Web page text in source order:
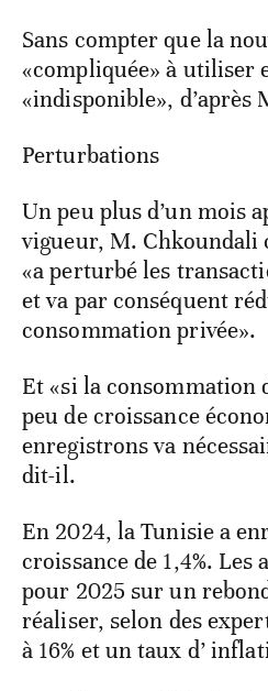
Sans compter que la
«compliquée» à utiliser
«indisponible», d’après
Perturbations
Un peu plus d’un mois
vigueur, M. Chkoundali
«a perturbé les
et va par conséquent
consommation privée».
Et «si la consommation
peu de croissance
enregistrons va
dit-il.
En 2024, la Tunisie a
croissance de 1,4%.
pour 2025 sur un
réaliser, selon des
à 16% et un taux d’